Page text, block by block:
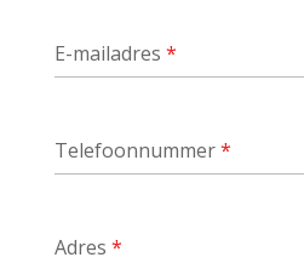
E-mailadres *
Telefoonnummer*
Adres *